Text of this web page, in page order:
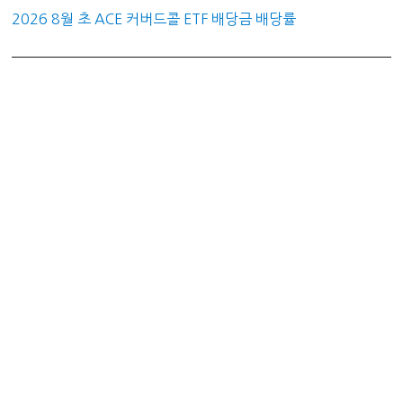
2026 8월 초 ACE 커버드콜 ETF 배당금 배당률